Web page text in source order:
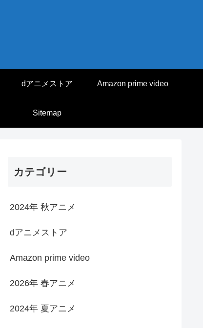
dアニメストア Amazon prime video
Sitemap
カテゴリー
2024年 秋アニメ
dアニメストア
Amazon prime video
2026年 春アニメ
2024年 夏アニメ